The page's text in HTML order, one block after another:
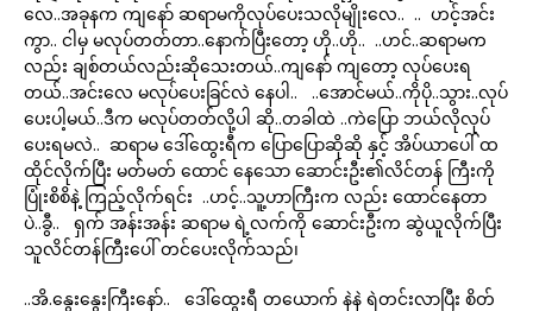
လေ..အခုနက ကျနော် ဆရာမကိုလုပ်ပေးသလိုမျိုးလေ.. .. ဟင့်အင်း
ကွာ.. ငါမှ မလုပ်တတ်တာ..နောက်ပြီးတော့ ဟို..ဟို.. ..ဟင်..ဆရာမက
လည်း ချစ်တယ်လည်းဆိုသေးတယ်..ကျနော် ကျတော့ လုပ်ပေးရ
တယ်..အင်းလေ မလုပ်ပေးခြင်လဲ နေပါ.. ..အောင်မယ်..ကိုပို..သွား..လုပ်
ပေးပါ့မယ်..ဒီက မလုပ်တတ်လို့ပါ ဆို..တခါထဲ ..ကဲပြော ဘယ်လိုလုပ်
ပေးရမလဲ.. ဆရာမ ဒေါ်ထွေးရီက ပြောပြောဆိုဆို နှင့် အိပ်ယာပေါ် ထ
ထိုင်လိုက်ပြီး မတ်မတ် ထောင် နေသော ဆောင်းဦး၏လိင်တန် ကြီးကို
ပြုံးစိစိနဲ့ ကြည့်လိုက်ရင်း ..ဟင့်..သူ့ဟာကြီးက လည်း ထောင်နေတာ
ပဲ..ခွီ.. ရှက် အန်းအန်း ဆရာမ ရဲ့လက်ကို ဆောင်းဦးက ဆွဲယူလိုက်ပြီး
သူလိင်တန်ကြီးပေါ် တင်ပေးလိုက်သည်၊
..အိ.နွေးနွေးကြီးနော်.. ဒေါ်ထွေးရီ တယောက် နဲနဲ ရဲတင်းလာပြီး စိတ်